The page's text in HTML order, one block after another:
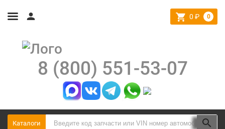
0 ₽ 0
8 (800) 551-53-07
Каталоги